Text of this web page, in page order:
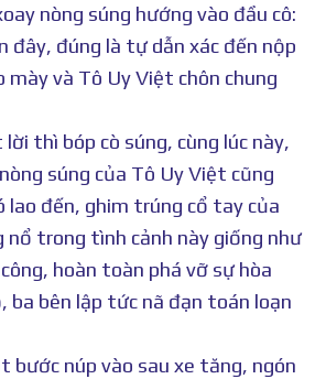
nòng súng hướng vào đầu cô:
đây, đúng là tự dẫn xác đến nộp
mày và Tô Uy Việt chôn chung
thì bóp cò súng, cùng lúc này,
súng của Tô Uy Việt cũng
lao đến, ghim trúng cổ tay của
nổ trong tình cảnh này giống như
hoàn toàn phá vỡ sự hòa
ba bên lập tức nã đạn toán loạn
bước núp vào sau xe tăng, ngón